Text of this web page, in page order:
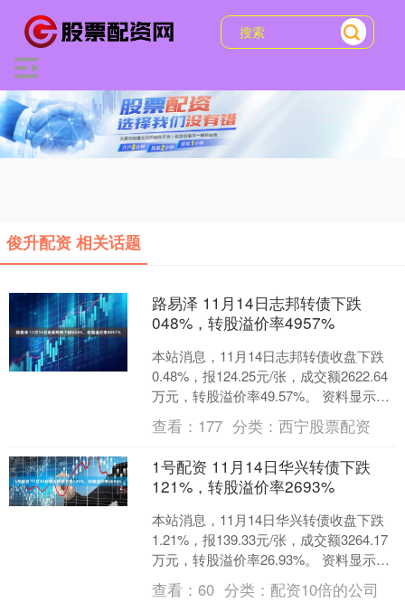
俊升配资 相关话题
路易泽 11月14日志邦转债下跌
048%，转股溢价率4957%
本站消息，11月14日志邦转债收盘下跌
0.48%，报124.25元/张，成交额2622.64
万元，转股溢价率49.57%。 资料显示，
志邦转债信用级别为“AA”....
查看： 177 分类：西宁股票配资
1号配资 11月14日华兴转债下跌
121%，转股溢价率2693%
本站消息，11月14日华兴转债收盘下跌
1.21%，报139.33元/张，成交额3264.17
万元，转股溢价率26.93%。 资料显示，
华兴转债信用级别为“AA”....
查看：60 分类： 配资10倍的公司